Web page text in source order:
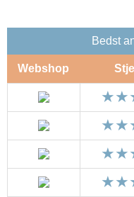
Bedst
Webshop